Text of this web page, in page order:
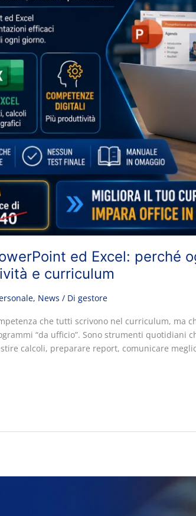
ed Excel: perché
e curriculum
, News / Digestore
che tutti scrivono nel curriculum, ma
“da ufficio”. Sono strumenti
calcoli, preparare report, comunicare